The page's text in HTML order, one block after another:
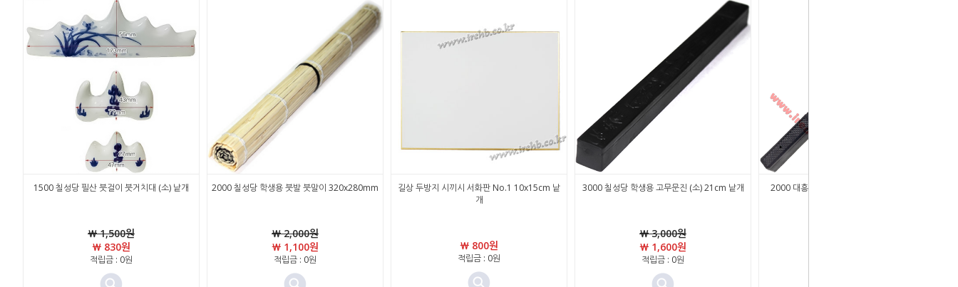
1500 칠성당 필산 붓걸이 붓거치대 (소) 낱개
￦ 1,500원
￦ 830원
적립금 : 0원
2000 칠성당 학생용 붓발 붓말이 320x280mm
￦ 2,000원
￦ 1,100원
적립금 : 0원
길상 두방지 시끼시 서화판 No.1 10x15cm 낱
개
￦ 800원
적립금 : 0원
3000 칠성당 학생용 고무문진 (소) 21cm 낱개
￦ 3,000원
￦ 1,600원
적립금 : 0원
2000 대흥당 고무문진 낱개 (소) 약 20.5cm